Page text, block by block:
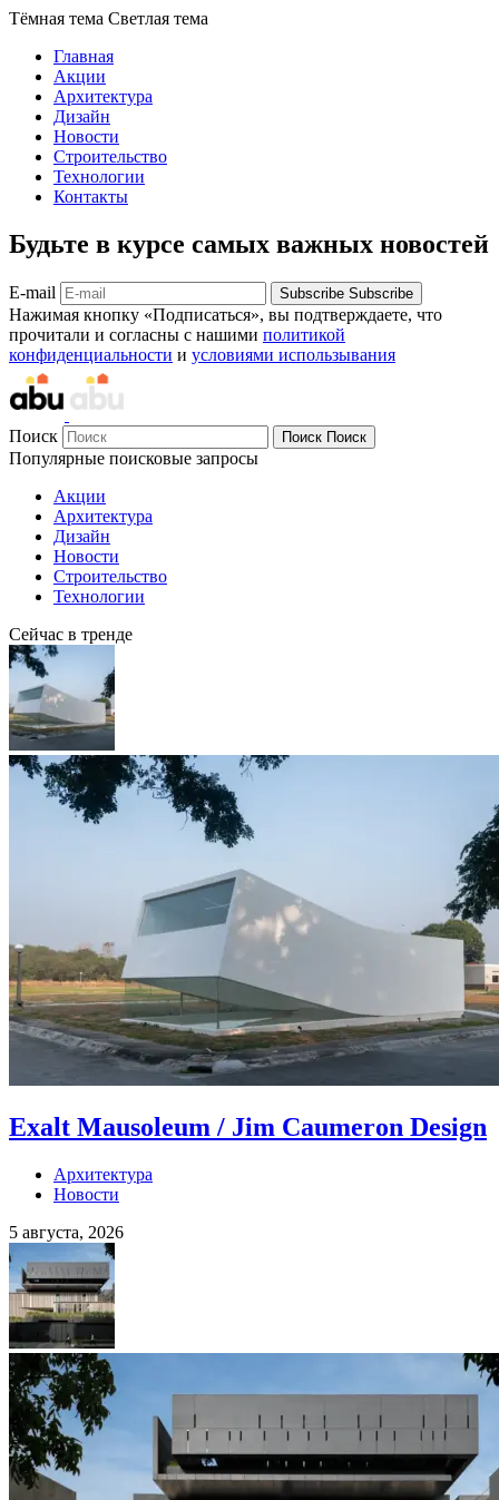
Тёмная тема Светлая тема
Главная
Акции
Архитектура
Дизайн
Новости
Строительство
Технологии
Контакты
Будьте в курсе самых важных новостей
E-mail Subscribe Subscribe
Нажимая кнопку «Подписаться», вы подтверждаете, что
прочитали и согласны с нашими политикой
конфиденциальности и условиями использывания
Поиск Поиск Поиск
Популярные поисковые запросы
Акции
Архитектура
Дизайн
Новости
Строительство
Технологии
Сейчас в тренде
Exalt Mausoleum / Jim Caumeron Design
Архитектура
Новости
5 августа, 2026